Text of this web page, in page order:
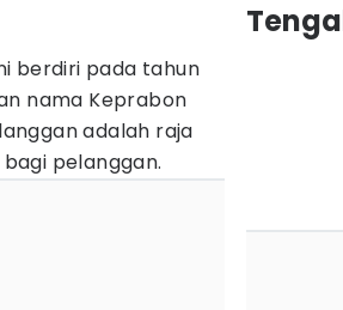
berdiri pada tahun
nama Keprabon
adalah raja
pelanggan.